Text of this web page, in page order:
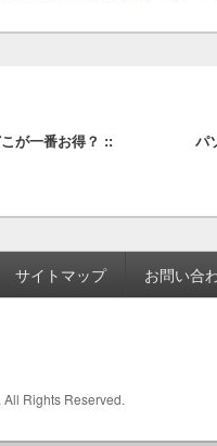
が一番お得？ ::
パ
サイトマップ お問い合
. All Rights Reserved.